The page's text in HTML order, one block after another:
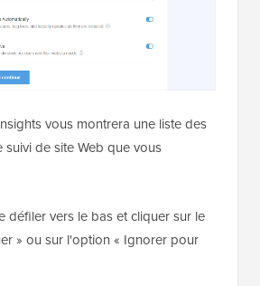
vous montrera une liste des
de site Web que vous
défiler vers le bas et cliquer sur le
» ou sur l'option « Ignorer pour